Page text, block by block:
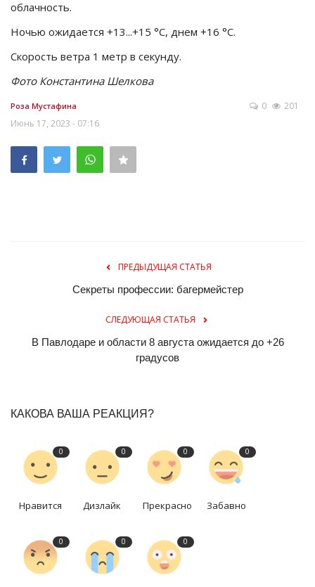
облачность.
Ночью ожидается +13...+15 °C, днем +16 °C.
Скорость ветра 1 метр в секунду.
Фото Константина Шелкова
Роза Мустафина
Июнь 17, 2023 - 07:16
0 201
ПРЕДЫДУЩАЯ СТАТЬЯ
Секреты профессии: багермейстер
СЛЕДУЮЩАЯ СТАТЬЯ
В Павлодаре и области 8 августа ожидается до +26
градусов
КАКОВА ВАША РЕАКЦИЯ?
0
Нравится
0
Дизлайк
0
Прекрасно
0
Забавно
0 0 0